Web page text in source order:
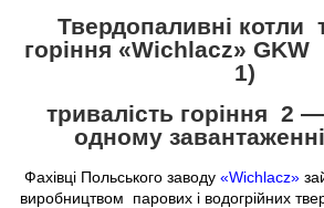
Твердопаливні котли
горіння «Wichlacz» GKW
1)
тривалість горіння 2
одному
Фахівці Польського заводу «Wichlacz»
виробництвом парових і водогрійних